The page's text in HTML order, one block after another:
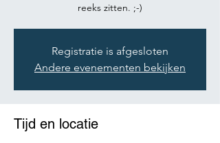
reeks zitten. ;-)
Registratie is afgesloten
Andere evenementen bekijken
Tijd en locatie